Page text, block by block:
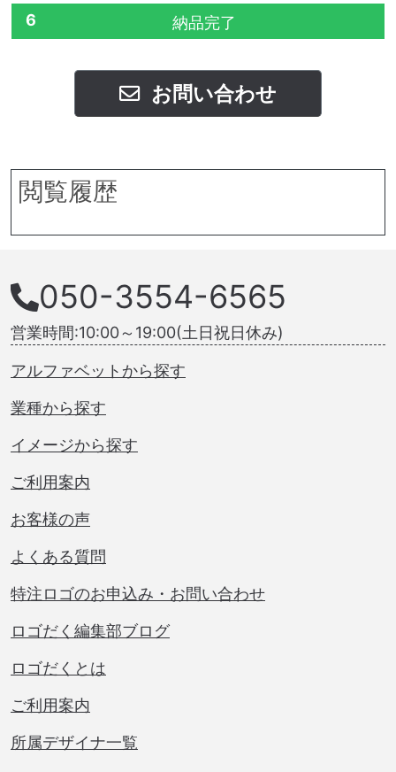
6 納品完了
お問い合わせ
閲覧履歴
050-3554-6565
営業時間:10:00～19:00(土日祝日休み)
アルファベットから探す
業種から探す
イメージから探す
ご利用案内
お客様の声
よくある質問
特注ロゴのお申込み・お問い合わせ
ロゴだく編集部ブログ
ロゴだくとは
ご利用案内
所属デザイナ一覧